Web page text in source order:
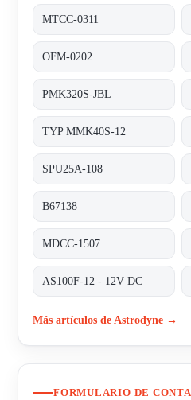
MTCC-0311
OFM-0202
PMK320S-JBL
TYP MMK40S-12
SPU25A-108
B67138
MDCC-1507
AS100F-12 - 12V DC
Más artículos de Astrodyne →
FORMULARIO DE